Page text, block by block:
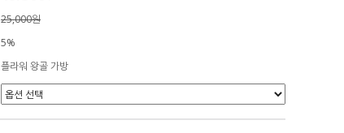
25,000원
5%
플라워 왕골 가방